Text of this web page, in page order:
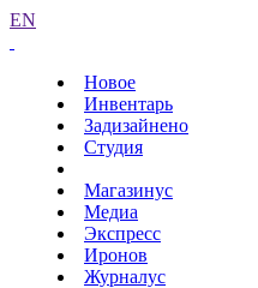
EN
Новое
Инвентарь
Задизайнено
Студия
Магазинус
Медиа
Экспресс
Иронов
Журналус